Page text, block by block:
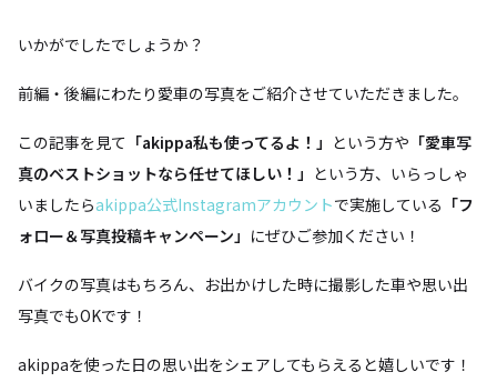
いかがでしたでしょうか？
前編・後編にわたり愛車の写真をご紹介させていただきました。
この記事を見て 「akippa私も使ってるよ！」 という方や 「愛車写
真のベストショットなら任せてほしい！」 という方、いらっしゃ
いましたらakippa公式Instagramアカウントで実施している 「フ
ォロー＆写真投稿キャンペーン」 にぜひご参加ください！
バイクの写真はもちろん、お出かけした時に撮影した車や思い出
写真でもOKです！
akippaを使った日の思い出をシェアしてもらえると嬉しいです！